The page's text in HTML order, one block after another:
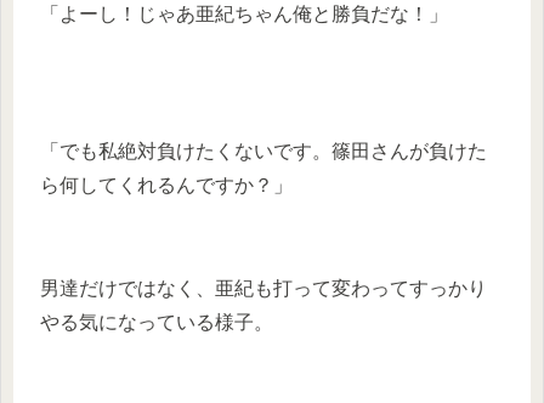
「よーし！じゃあ亜紀ちゃん俺と勝負だな！」
「でも私絶対負けたくないです。篠田さんが負けた
ら何してくれるんですか？」
男達だけではなく、亜紀も打って変わってすっかり
やる気になっている様子。